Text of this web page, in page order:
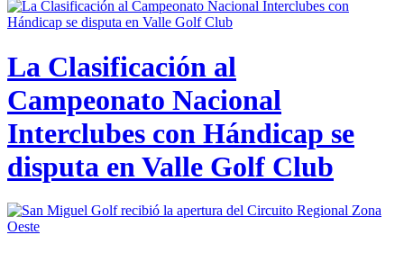
La Clasificación al
Campeonato Nacional
Interclubes con Hándicap se
disputa en Valle Golf Club